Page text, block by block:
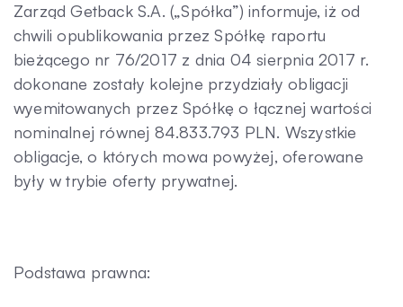
Aktualności
Kontakt
Zarząd Getback S.A. („Spółka”) informuje, iż od
chwili opublikowania przez Spółkę raportu
bieżącego nr 76/2017 z dnia 04 sierpnia 2017 r.
dokonane zostały kolejne przydziały obligacji
wyemitowanych przez Spółkę o łącznej wartości
nominalnej równej 84.833.793 PLN. Wszystkie
obligacje, o których mowa powyżej, oferowane
były w trybie oferty prywatnej.
Podstawa prawna: